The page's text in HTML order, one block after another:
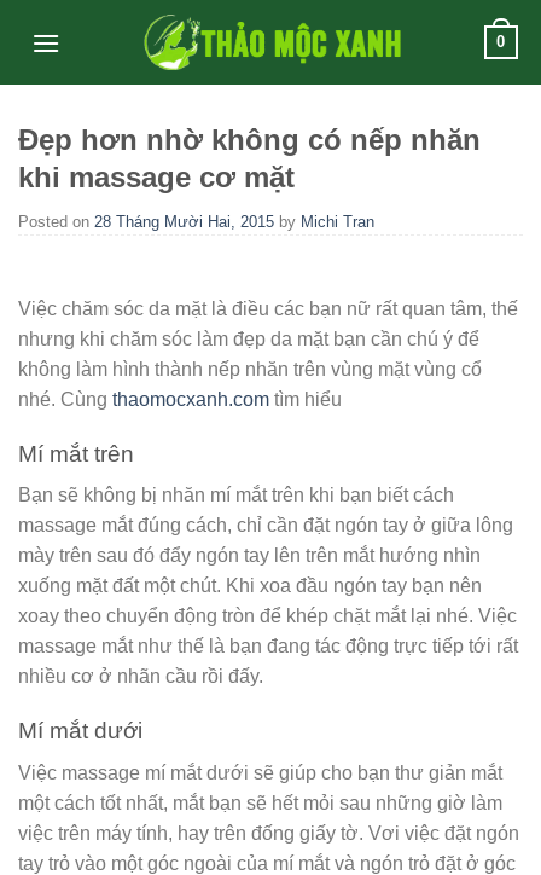
0
Đẹp hơn nhờ không có nếp nhăn
khi massage cơ mặt
Posted on 28 Tháng Mười Hai, 2015 by Michi Tran
Việc chăm sóc da mặt là điều các bạn nữ rất quan tâm, thế
nhưng khi chăm sóc làm đẹp da mặt bạn cần chú ý để
không làm hình thành nếp nhăn trên vùng mặt vùng cổ
nhé. Cùng thaomocxanh.com tìm hiểu
Mí mắt trên
Bạn sẽ không bị nhăn mí mắt trên khi bạn biết cách
massage mắt đúng cách, chỉ cần đặt ngón tay ở giữa lông
mày trên sau đó đẩy ngón tay lên trên mắt hướng nhìn
xuống mặt đất một chút. Khi xoa đầu ngón tay bạn nên
xoay theo chuyển động tròn để khép chặt mắt lại nhé. Việc
massage mắt như thế là bạn đang tác động trực tiếp tới rất
nhiều cơ ở nhãn cầu rồi đấy.
Mí mắt dưới
Việc massage mí mắt dưới sẽ giúp cho bạn thư giản mắt
một cách tốt nhất, mắt bạn sẽ hết mỏi sau những giờ làm
việc trên máy tính, hay trên đống giấy tờ. Vơi việc đặt ngón
tay trỏ vào một góc ngoài của mí mắt và ngón trỏ đặt ở góc